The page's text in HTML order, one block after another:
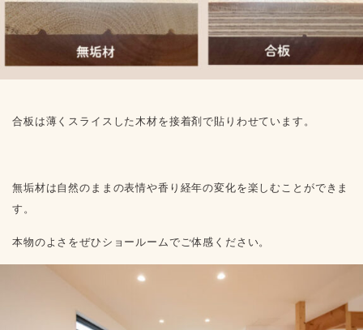
合板は薄くスライスした木材を接着剤で貼りわせています。
無垢材は自然のままの表情や香り経年の変化を楽しむことができま
す。
本物のよさをぜひショールームでご体感ください。